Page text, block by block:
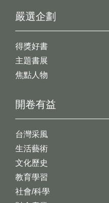
開卷有益
台灣采風
生活藝術
文化歷史
教育學習
社會/科學
嚴選企劃
得獎好書
主題書展
焦點人物